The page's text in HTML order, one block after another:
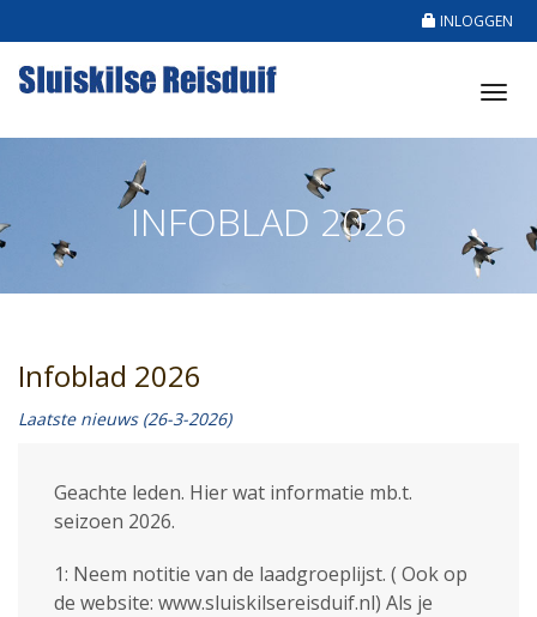
INLOGGEN
INFOBLAD 2026
Infoblad 2026
Laatste nieuws (26-3-2026)
Geachte leden. Hier wat informatie mb.t.
seizoen 2026.
1: Neem notitie van de laadgroeplijst. ( Ook op
de website: www.sluiskilsereisduif.nl) Als je